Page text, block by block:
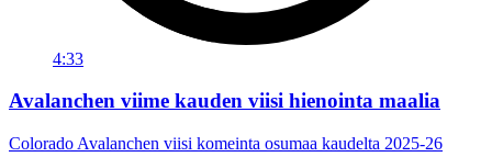
4:33
Avalanchen viime kauden viisi hienointa maalia
Colorado Avalanchen viisi komeinta osumaa kaudelta 2025-26